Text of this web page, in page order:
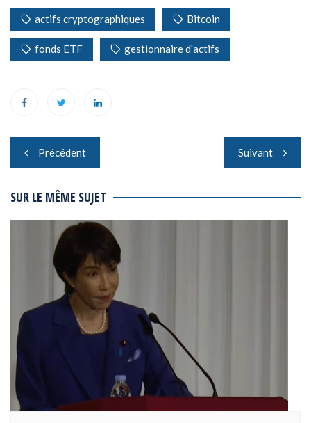
actifs cryptographiques Bitcoin
fonds ETF gestionnaire d'actifs
Navigation
de
l’article
Précédent Suivant
SUR LE MÊME SUJET